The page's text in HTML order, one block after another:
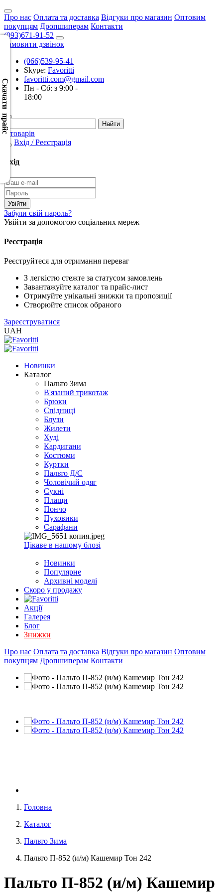
Про нас Оплата та доставка Відгуки про магазин Оптовим
покупцям Дропшиперам Контакти
(093)671-91-52
Замовити дзвінок
(066)539-95-41
Skype: Favoritti
favoritti.com@gmail.com
Пн - Сб: з 9:00 -
18:00
0 товарів
Вхід / Реєстрація
Вхід
Забули свій пароль?
Увійти за допомогою соціальних мереж
Реєстрація
Реєструйтеся для отримання переваг
З легкістю стежте за статусом замовлень
Завантажуйте каталог та прайс-лист
Отримуйте унікальні знижки та пропозиції
Створюйте список обраного
Зареєструватися
UAH
Новинки
Каталог
Пальто Зима
В'язаний трикотаж
Брюки
Спідниці
Блузи
Жилети
Худі
Кардигани
Костюми
Куртки
Пальто Д/С
Чоловічий одяг
Сукні
Плащи
Пончо
Пуховики
Сарафани
Цікаве в нашому блозі
Новинки
Популярне
Архивні моделі
Скоро у продажу
Акції
Галерея
Блог
Знижки
Про нас Оплата та доставка Відгуки про магазин Оптовим
покупцям Дропшиперам Контакти
Головна
Каталог
Пальто Зима
Пальто П-852 (и/м) Кашемир Тон 242
Пальто П-852 (и/м) Кашемир
Скачати прайс
Скачать
XML
(Розн.)
Скачать
XML
(Опт)
CSV
Скачать
CSV
(Опт)
XLS
EXCEL
(Розн.)
XLS
EXCEL
2005
(Опт)
XLSX